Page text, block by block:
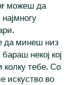
можеш да
да минеш низ
некој кој
колку тебе. Со
искуство во